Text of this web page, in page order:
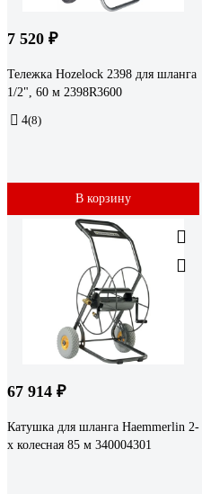
7 520 ₽
Тележка Hozelock 2398 для шланга
1/2", 60 м 2398R3600
4(8)
В корзину
67 914 ₽
Катушка для шланга Haemmerlin 2-
х колесная 85 м 340004301